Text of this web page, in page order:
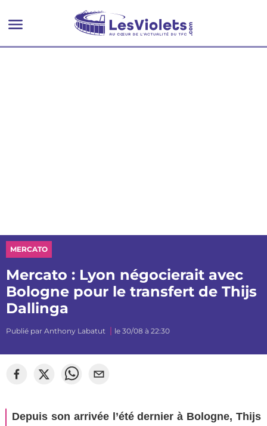
MERCATO
Mercato : Lyon négocierait avec
Bologne pour le transfert de Thijs
Dallinga
Publié par Anthony Labatut le 30/08 à 22:30
Depuis son arrivée l’été dernier à Bologne, Thijs